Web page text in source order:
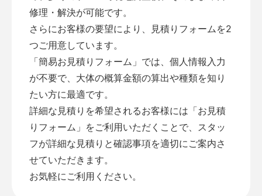
修理・解決が可能です。
さらにお客様の要望により、見積りフォームを2
つご用意しています。
「簡易お見積りフォーム 」では、個人情報入力
が不要で、大体の概算金額の算出や種類を知り
たい方に最適です。
詳細な見積りを希望されるお客様には「お見積
りフォーム 」をご利用いただくことで、スタッ
フが詳細な見積りと確認事項を適切にご案内さ
せていただきます。
お気軽にご利用ください。